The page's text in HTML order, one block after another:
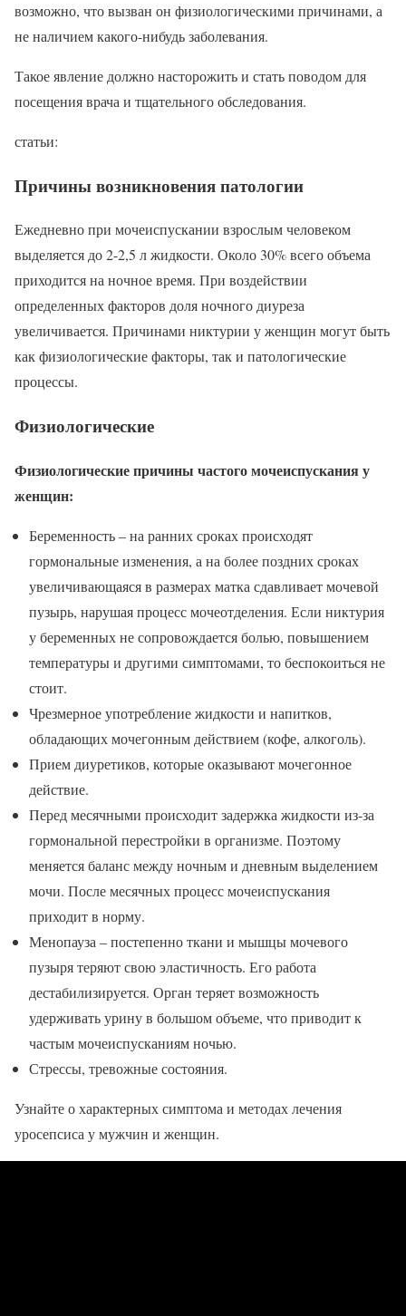
возможно, что вызван он физиологическими причинами, а
не наличием какого-нибудь заболевания.
Такое явление должно насторожить и стать поводом для
посещения врача и тщательного обследования.
статьи:
Причины возникновения патологии
Ежедневно при мочеиспускании взрослым человеком
выделяется до 2-2,5 л жидкости. Около 30% всего объема
приходится на ночное время. При воздействии
определенных факторов доля ночного диуреза
увеличивается. Причинами никтурии у женщин могут быть
как физиологические факторы, так и патологические
процессы.
Физиологические
Физиологические причины частого мочеиспускания у
женщин:
Беременность – на ранних сроках происходят
гормональные изменения, а на более поздних сроках
увеличивающаяся в размерах матка сдавливает мочевой
пузырь, нарушая процесс мочеотделения. Если никтурия
у беременных не сопровождается болью, повышением
температуры и другими симптомами, то беспокоиться не
стоит.
Чрезмерное употребление жидкости и напитков,
обладающих мочегонным действием (кофе, алкоголь).
Прием диуретиков, которые оказывают мочегонное
действие.
Перед месячными происходит задержка жидкости из-за
гормональной перестройки в организме. Поэтому
меняется баланс между ночным и дневным выделением
мочи. После месячных процесс мочеиспускания
приходит в норму.
Менопауза – постепенно ткани и мышцы мочевого
пузыря теряют свою эластичность. Его работа
дестабилизируется. Орган теряет возможность
удерживать урину в большом объеме, что приводит к
частым мочеиспусканиям ночью.
Стрессы, тревожные состояния.
Узнайте о характерных симптома и методах лечения
уросепсиса у мужчин и женщин.